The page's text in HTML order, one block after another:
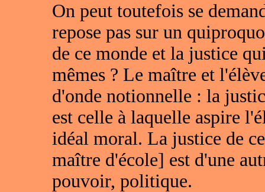
On peut toutefois se
repose pas sur un
de ce monde et la justice
mêmes ? Le maître et
d'onde notionnelle : la
est celle à laquelle aspire
idéal moral. La justice de
maître d'école] est d'une
pouvoir, politique.